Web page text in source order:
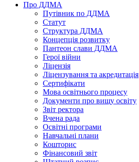
Про ДДМА
Путівник по ДДМА
Статут
Структура ДДМА
Концепція розвитку
Пантеон слави ДДМА
Герої війни
Ліцензія
Ліцензування та акредитація
Сертифікати
Мова освітнього процесу
Документи про вищу освіту
Звіт ректора
Вчена рада
Освітні програми
Навчальні плани
Кошторис
Фінансовий звіт